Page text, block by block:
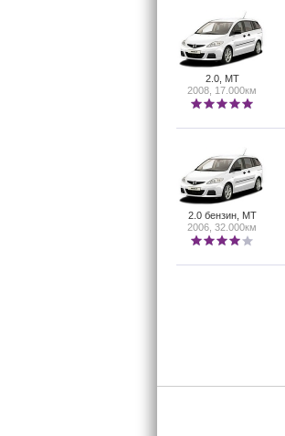
2.0, MT
2008, 17.000км
2.0 бензин, MT
2006, 32.000км